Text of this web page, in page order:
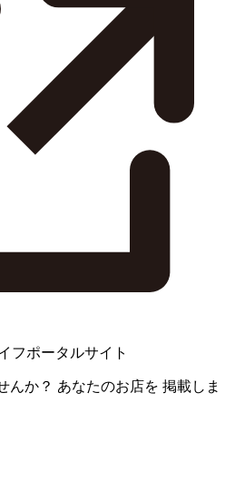
フポータルサイト
んか？ あなたのお店を 掲載しま